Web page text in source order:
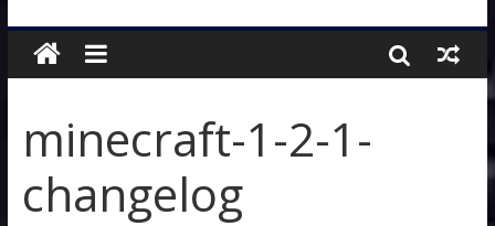
minecraft-1-2-1-
changelog